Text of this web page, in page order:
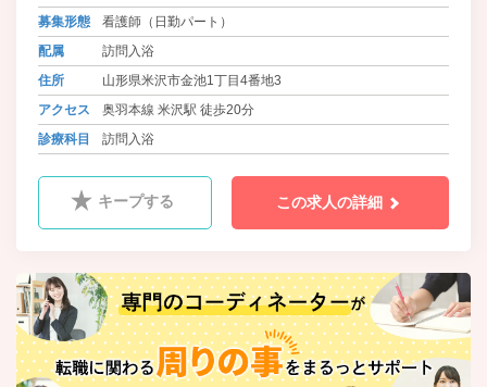
募集形態
看護師（日勤パート）
配属
訪問入浴
住所
山形県米沢市金池1丁目4番地3
アクセス
奥羽本線 米沢駅 徒歩20分
診療科目
訪問入浴
キープする この求人の詳細